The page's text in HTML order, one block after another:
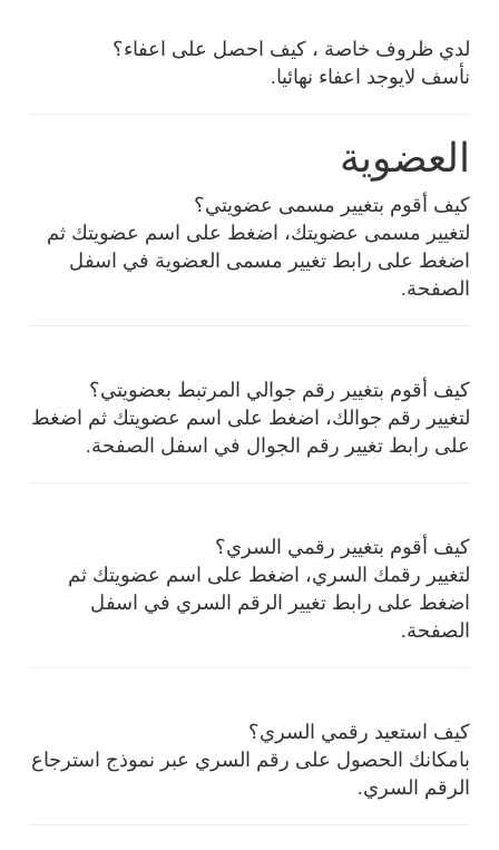
لدي ظروف خاصة ، كيف احصل على اعفاء؟
نأسف لايوجد اعفاء نهائيا.
العضوية
كيف أقوم بتغيير مسمى عضويتي؟
لتغيير مسمى عضويتك، اضغط على اسم عضويتك ثم
اضغط على رابط تغيير مسمى العضوية في اسفل
الصفحة.
كيف أقوم بتغيير رقم جوالي المرتبط بعضويتي؟
لتغيير رقم جوالك، اضغط على اسم عضويتك ثم اضغط
على رابط تغيير رقم الجوال في اسفل الصفحة.
كيف أقوم بتغيير رقمي السري؟
لتغيير رقمك السري، اضغط على اسم عضويتك ثم
اضغط على رابط تغيير الرقم السري في اسفل
الصفحة.
كيف استعيد رقمي السري؟
بامكانك الحصول على رقم السري عبر نموذج استرجاع
الرقم السري.